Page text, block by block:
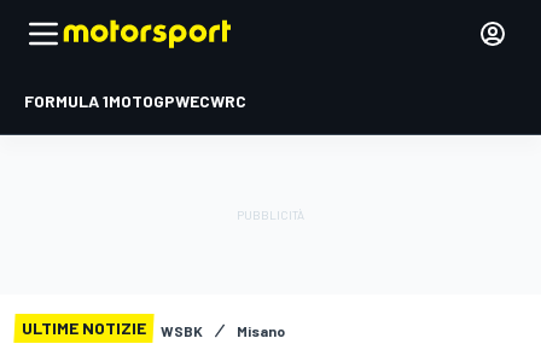
FORMULA 1MOTOGPWECWRC
ULTIME NOTIZIE WSBK Misano